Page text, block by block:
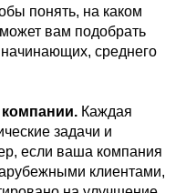
понять, на каком
вам подобрать
среднего
Каждая
задачи и
если ваша компания
клиентами,